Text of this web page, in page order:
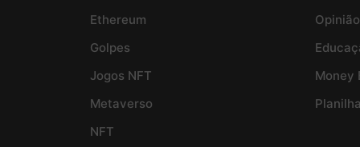
Ethereum
Golpes
Jogos NFT
Metaverso
NFT
Opinião
Money